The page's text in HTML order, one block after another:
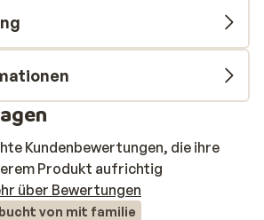
Kundenbewertungen, die ihre
Produkt aufrichtig
über Bewertungen
von mit familie